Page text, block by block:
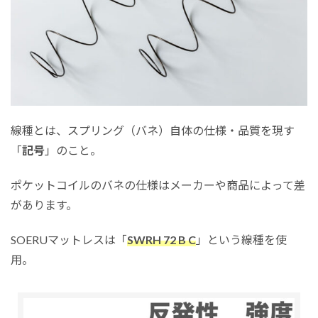
線種とは、スプリング（バネ）自体の仕様・品質を現す
「記号 」のこと。
ポケットコイルのバネの仕様はメーカーや商品によって差
があります。
SOERUマットレスは「SWRH 72 B C 」という線種を使
用。